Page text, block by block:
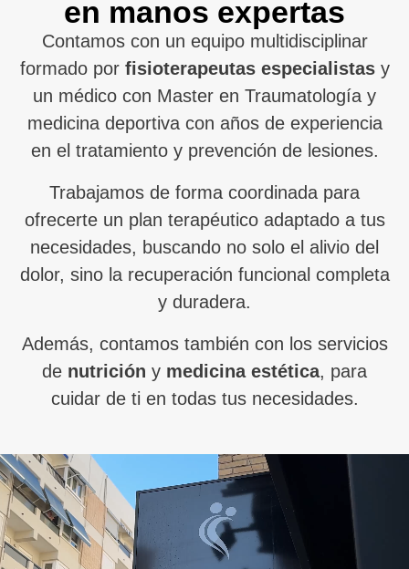
en manos expertas
Contamos con un equipo multidisciplinar
formado por fisioterapeutas especialistasy
un médico con Master en Traumatología y
medicina deportiva con años de experiencia
en el tratamiento y prevención de lesiones.
Trabajamos de forma coordinada para
ofrecerte un plan terapéutico adaptado a tus
necesidades, buscando no solo el alivio del
dolor, sino la recuperación funcional completa
y duradera.
Además, contamos también con los servicios
de nutrición y medicina estética, para
cuidar de ti en todas tus necesidades.